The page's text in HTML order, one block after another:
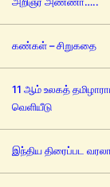
கண்கள் – சிறுகதை
11 ஆம் உலகத்
வெளியீடு
இந்திய திரைப்பட